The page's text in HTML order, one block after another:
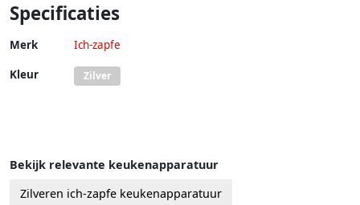
Specificaties
Merk Ich-zapfe
Kleur Zilver
Bekijk relevante keukenapparatuur
Zilveren ich-zapfe keukenapparatuur